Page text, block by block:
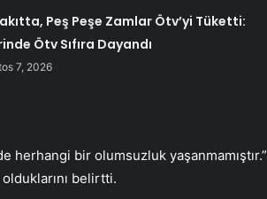
Peş Peşe Zamlar Ötv’yi Tüketti:
Ötv Sıfıra Dayandı
7, 2026
bir olumsuzluk yaşanmamıştır.”
belirtti.